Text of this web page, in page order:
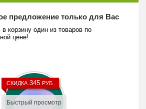
предложение только для Вас
корзину один из товаров по
цене!
Быстрый просмотр
СКИДКА345 РУБ.